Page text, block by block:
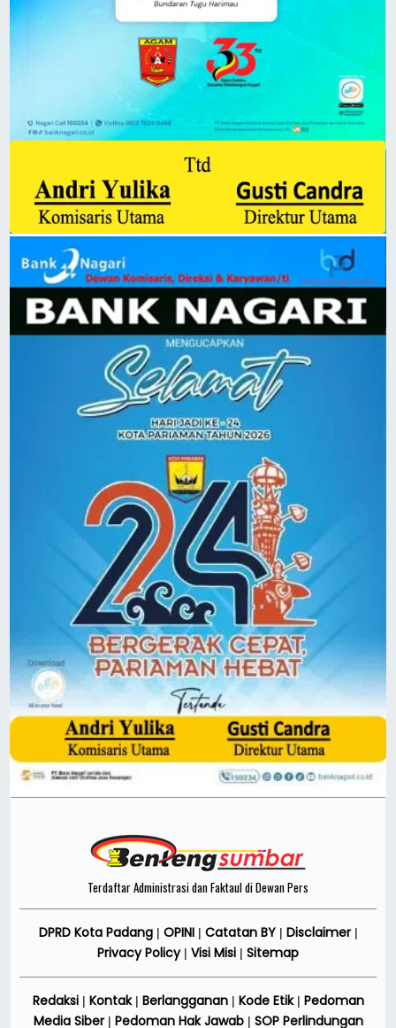
Terdaftar Administrasi dan Faktaul di Dewan Pers
DPRD Kota Padang| OPINI| Catatan BY| Disclaimer|
Privacy Policy| Visi Misi | Sitemap
Redaksi| Kontak| Berlangganan| Kode Etik| Pedoman
Media Siber| Pedoman Hak Jawab| SOP Perlindungan